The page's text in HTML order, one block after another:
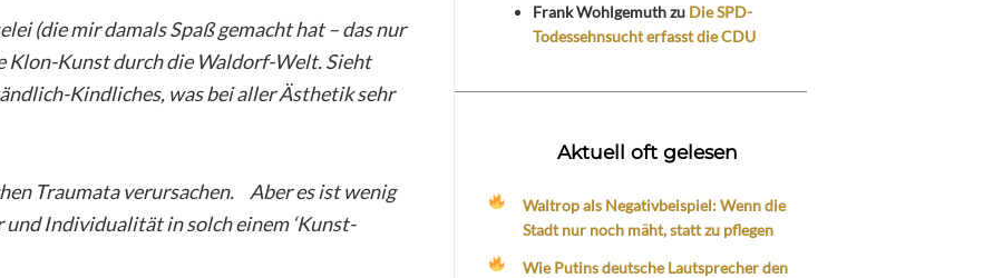
(die mir damals Spaß gemacht hat – das nur
Klon-Kunst durch die Waldorf-Welt. Sieht
Kindliches, was bei aller Ästhetik sehr
Traumata verursachen. Aber es ist wenig
Individualität in solch einem ‘Kunst-
Frank Wohlgemuthzu Die SPD-
Todessehnsucht erfasst die CDU
Aktuell oft gelesen
Waltrop als Negativbeispiel: Wenn die
Stadt nur noch mäht, statt zu pflegen
Wie Putins deutsche Lautsprecher den